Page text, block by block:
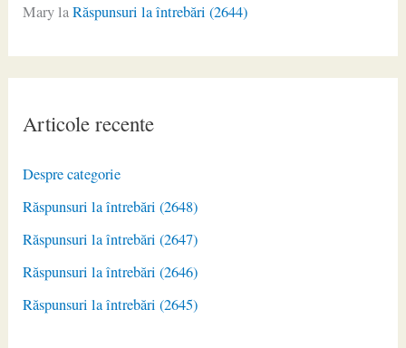
MarylaRăspunsuri la întrebări (2644)
Articole recente
Despre categorie
Răspunsuri la întrebări (2648)
Răspunsuri la întrebări (2647)
Răspunsuri la întrebări (2646)
Răspunsuri la întrebări (2645)